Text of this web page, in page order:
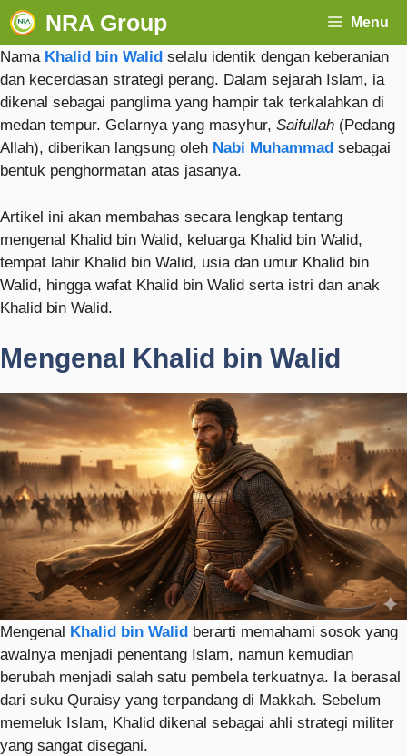
NRA Group Menu
Nama Khalid bin Walid selalu identik dengan keberanian
dan kecerdasan strategi perang. Dalam sejarah Islam, ia
dikenal sebagai panglima yang hampir tak terkalahkan di
medan tempur. Gelarnya yang masyhur, Saifullah (Pedang
Allah), diberikan langsung oleh Nabi Muhammad sebagai
bentuk penghormatan atas jasanya.
Artikel ini akan membahas secara lengkap tentang
mengenal Khalid bin Walid, keluarga Khalid bin Walid,
tempat lahir Khalid bin Walid, usia dan umur Khalid bin
Walid, hingga wafat Khalid bin Walid serta istri dan anak
Khalid bin Walid.
Mengenal Khalid bin Walid
Mengenal Khalid bin Walid berarti memahami sosok yang
awalnya menjadi penentang Islam, namun kemudian
berubah menjadi salah satu pembela terkuatnya. Ia berasal
dari suku Quraisy yang terpandang di Makkah. Sebelum
memeluk Islam, Khalid dikenal sebagai ahli strategi militer
yang sangat disegani.